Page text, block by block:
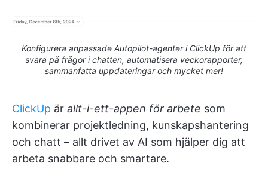
Konfigurera anpassade Autopilot-agenter i ClickUp för att
svara på frågor i chatten, automatisera veckorapporter,
sammanfatta uppdateringar och mycket mer!
ClickUp är allt-i-ett-appen för arbete som
kombinerar projektledning, kunskapshantering
och chatt – allt drivet av AI som hjälper dig att
arbeta snabbare och smartare.